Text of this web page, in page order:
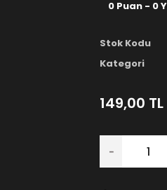
0 Puan - 0
Stok Kodu
Kategori
149,00 TL